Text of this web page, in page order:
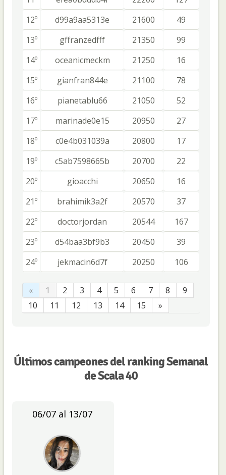
12º
d99a9aa5313e 21600
49
13º
gffranzedfff 21350
99
14º
oceanicmeckm 21250
16
15º
gianfran844e 21100
78
16º
pianetablu66 21050
52
17º
marinade0e15 20950
27
18º
c0e4b031039a 20800
17
19º
c5ab7598665b 20700
22
20º
gioacchi 20650
16
21º
brahimik3a2f 20570
37
22º
doctorjordan 20544
167
23º
d54baa3bf9b3 20450
39
24º
jekmacin6d7f 20250 106
« 1 2 3 4 5 6 7 8
9
10
11 12 13 14 15 »
Últimos campeones del ranking Semanal
de Scala 40
06/07 al 13/07